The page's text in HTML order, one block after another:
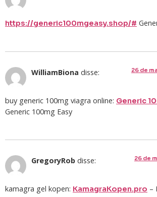
https://generic100mgeasy.shop/#
WilliamBiona disse: 26 de
buy generic 100mg viagra online: Generic
Generic 100mg Easy
GregoryRob disse: 26 de
kamagra gel kopen: KamagraKopen.pro –